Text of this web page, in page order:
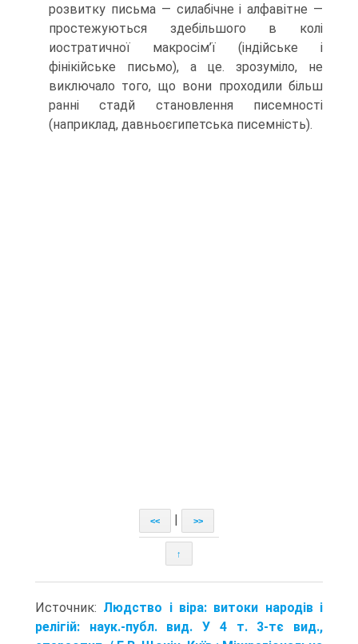
розвитку письма — силабічне і алфавітне —
простежуються здебільшого в колі
иостратичної макросім’ї (ін­дійське і
фінікійське письмо), а це. зрозуміло, не
виключало того, що вони проходили більш
ранні стадй становлення писемності
(наприклад, давньо­єгипетська писемність).
<< | >>
↑
Источник: Людство і віра: витоки народів і
релігій: наук.-публ. вид. У 4 т. 3-тє вид.,